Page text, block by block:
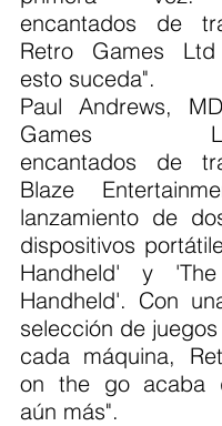
encantados de
Retro Games
esto suceda".
Paul Andrews,
Games
encantados de
Blaze
lanzamiento de
dispositivos
Handheld' y
Handheld'. Con
selección de
cada máquina,
on the go acaba
aún más".